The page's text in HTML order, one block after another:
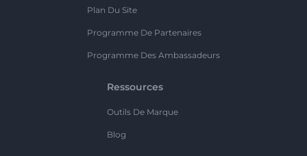
Plan Du Site
Programme De Partenaires
Programme Des Ambassadeurs
Ressources
Outils De Marque
Blog